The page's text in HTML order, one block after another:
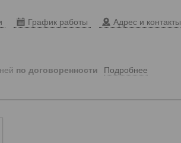
График работы Адрес и контакты
по договоренности Подробнее